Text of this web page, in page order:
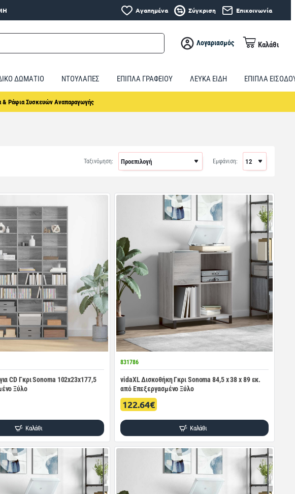
Αγαπημένα Σύγκριση Επικοινωνία
Λογαριασμός Καλάθι
ΔΩΜΑΤΙΟ ΝΤΟΥΛΑΠΕΣ ΕΠΙΠΛΑ ΓΡΑΦΕΙΟΥ ΛΕΥΚΑ ΕΙΔΗ ΕΠΙΠΛΑ
& Ράφια Συσκευών Αναπαραγωγής
Ταξινόμηση: Εμφάνιση:
CD Γκρι Sonoma 102x23x177,5
Ξύλο
Καλάθι
831786
vidaXL Δισκοθήκη Γκρι Sonoma 84,5 x 38 x 89 εκ.
από Επεξεργασμένο Ξύλο
122.64€
Καλάθι